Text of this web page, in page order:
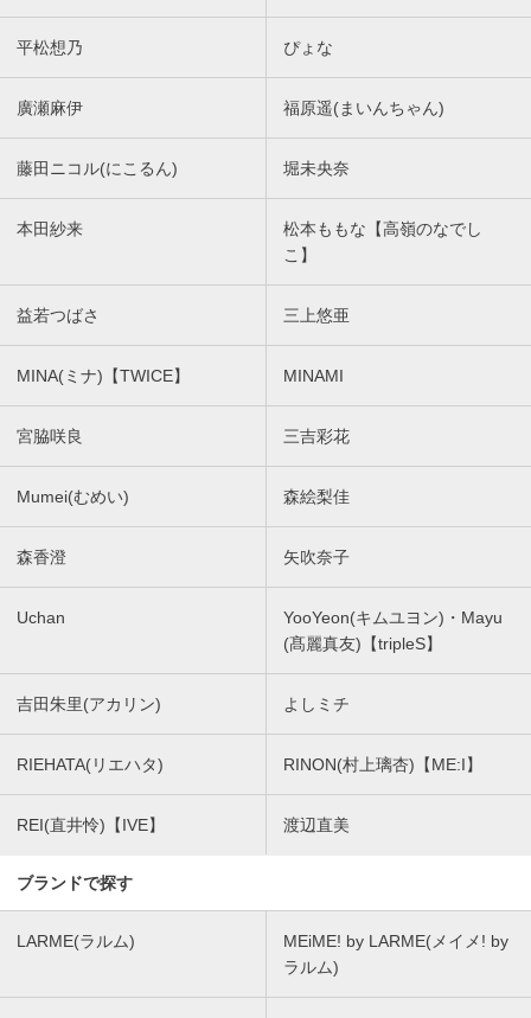
平松想乃 ぴょな
廣瀬麻伊 福原遥(まいんちゃん)
藤田ニコル(にこるん) 堀未央奈
本田紗来
松本ももな【高嶺のなでし
こ】
益若つばさ 三上悠亜
MINA(ミナ)【TWICE】 MINAMI
宮脇咲良 三吉彩花
Mumei(むめい) 森絵梨佳
森香澄 矢吹奈子
Uchan
YooYeon(キムユヨン)・Mayu
(髙麗真友)【tripleS】
吉田朱里(アカリン) よしミチ
RIEHATA(リエハタ) RINON(村上璃杏)【ME:I】
REI(直井怜)【IVE】 渡辺直美
ブランドで探す
LARME(ラルム)
MEiME! by LARME(メイメ! by
ラルム)